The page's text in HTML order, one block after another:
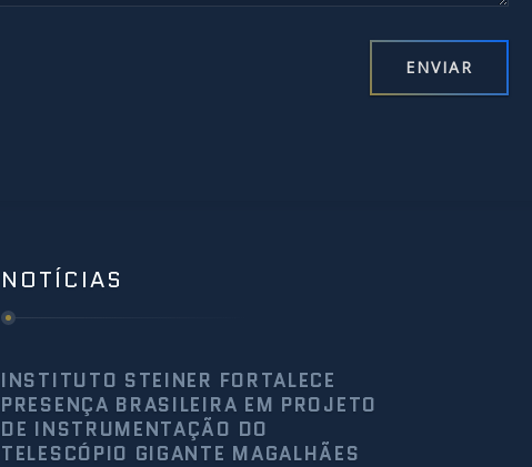
NOTÍCIAS
INSTITUTO STEINER FORTALECE
PRESENÇA BRASILEIRA EM PROJETO
DE INSTRUMENTAÇÃO DO
TELESCÓPIO GIGANTE MAGALHÃES